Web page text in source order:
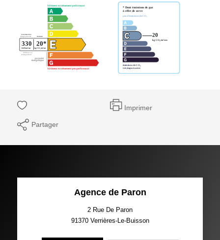
Imprimer
Partager
Agence de Paron
2 Rue De Paron
91370 Verrières-Le-Buisson